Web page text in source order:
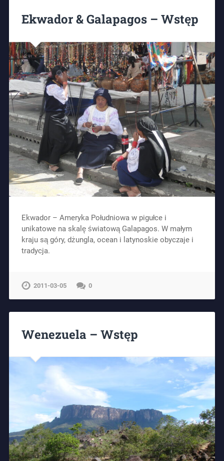
Ekwador & Galapagos – Wstęp
Ekwador – Ameryka Południowa w pigułce i
unikatowe na skalę światową Galapagos. W małym
kraju są góry, dżungla, ocean i latynoskie obyczaje i
tradycja.
2011-03-05 0
Wenezuela – Wstęp